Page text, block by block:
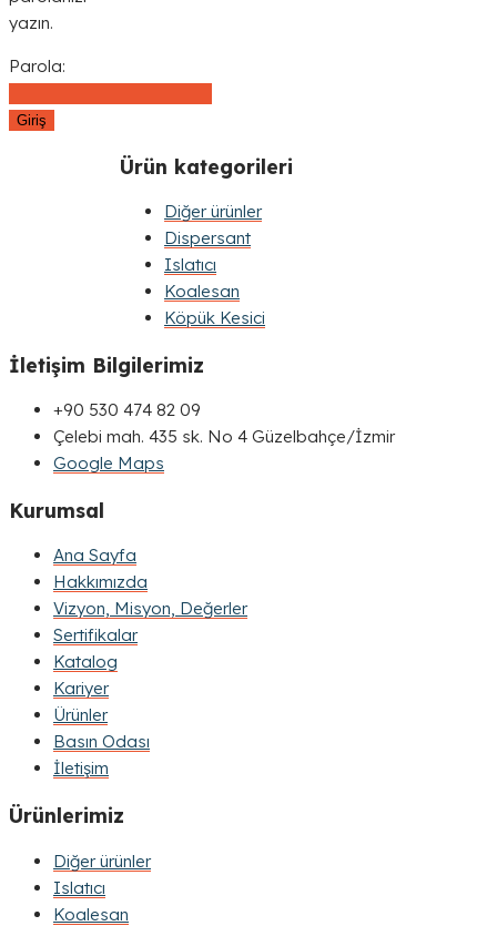
yazın.
Parola:
Ürün kategorileri
Diğer ürünler
Dispersant
Islatıcı
Koalesan
Köpük Kesici
İletişim Bilgilerimiz
+90 530 474 82 09
Çelebi mah. 435 sk. No 4 Güzelbahçe/İzmir
Google Maps
Kurumsal
Ana Sayfa
Hakkımızda
Vizyon, Misyon, Değerler
Sertifikalar
Katalog
Kariyer
Ürünler
Basın Odası
İletişim
Ürünlerimiz
Diğer ürünler
Islatıcı
Koalesan